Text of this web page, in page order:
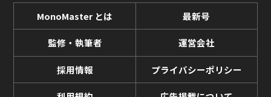
MonoMaster とは 最新号
監修・執筆者 運営会社
採用情報 プライバシーポリシー